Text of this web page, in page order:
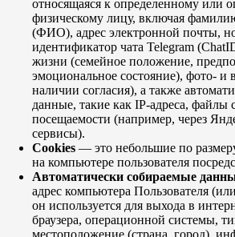
относящаяся к определенному или
физическому лицу, включая
(ФИО), адрес электронной почты,
идентификатор чата Telegram
жизни (семейное положение,
эмоциональное состояние), фото- и
наличии согласия), а также
данные, такие как IP-адреса, файлы
посещаемости (например, через
сервисы).
Cookies — это небольшие по
на компьютере пользователя
Автоматически собираемые
адрес компьютера Пользователя
он используется для выхода в
браузера, операционной системы,